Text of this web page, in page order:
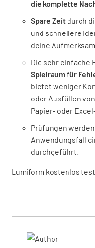
die komplette
Spare Zeit durch
und schnellere
deine
Die sehr einfache
Spielraum für
bietet weniger
oder Ausfüllen
Papier- oder
Prüfungen
Anwendungsfall
durchgeführt.
Lumiform kostenlos